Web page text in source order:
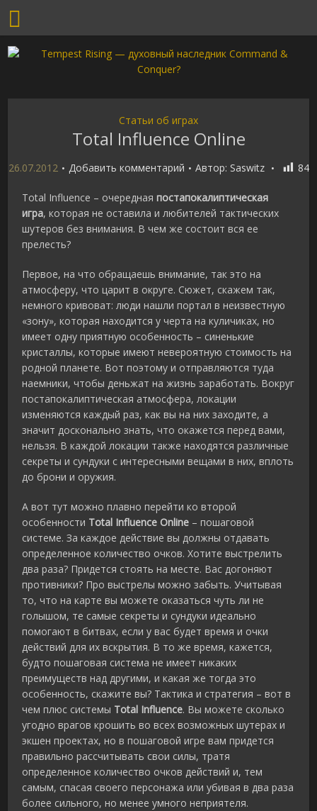
Статьи об играх
Total Influence Online
26.07.2012 Добавить комментарий Автор: Saswitz 84
Total Influence – очереднаяпостапокалиптическая
игра, которая не оставила и любителей тактических
шутеров без внимания. В чем же состоит вся ее
прелесть?
Первое, на что обращаешь внимание, так это на
атмосферу, что царит в округе. Сюжет, скажем так,
немного кривоват: люди нашли портал в неизвестную
«зону», которая находится у черта на куличиках, но
имеет одну приятную особенность – синенькие
кристаллы, которые имеют невероятную стоимость на
родной планете. Вот поэтому и отправляются туда
наемники, чтобы деньжат на жизнь заработать. Вокруг
постапокалиптическая атмосфера, локации
изменяются каждый раз, как вы на них заходите, а
значит досконально знать, что окажется перед вами,
нельзя. В каждой локации также находятся различные
секреты и сундуки с интересными вещами в них, вплоть
до брони и оружия.
А вот тут можно плавно перейти ко второй
особенности Total Influence Online – пошаговой
системе. За каждое действие вы должны отдавать
определенное количество очков. Хотите выстрелить
два раза? Придется стоять на месте. Вас догоняют
противники? Про выстрелы можно забыть. Учитывая
то, что на карте вы можете оказаться чуть ли не
голышом, те самые секреты и сундуки идеально
помогают в битвах, если у вас будет время и очки
действий для их вскрытия. В то же время, кажется,
будто пошаговая система не имеет никаких
преимуществ над другими, и какая же тогда это
особенность, скажите вы? Тактика и стратегия – вот в
чем плюс системы Total Influence. Вы можете сколько
угодно врагов крошить во всех возможных шутерах и
экшен проектах, но в пошаговой игре вам придется
правильно рассчитывать свои силы, тратя
определенное количество очков действий и, тем
самым, спасая своего персонажа или убивая в два раза
более сильного, но менее умного неприятеля.